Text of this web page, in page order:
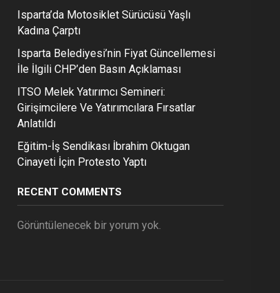
Isparta’da Motosiklet Sürücüsü Yaşlı
Kadına Çarptı
Isparta Belediyesi’nin Fiyat Güncellemesi
İle İlgili CHP’den Basın Açıklaması
ITSO Melek Yatırımcı Semineri:
Girişimcilere Ve Yatırımcılara Fırsatlar
Anlatıldı
Eğitim-İş Sendikası İbrahim Oktugan
Cinayeti İçin Protesto Yaptı
RECENT COMMENTS
Görüntülenecek bir yorum yok.